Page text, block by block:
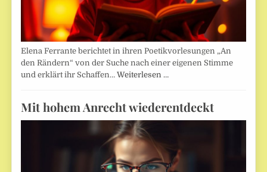
Elena Ferrante berichtet in ihren Poetikvorlesungen „An
den Rändern“ von der Suche nach einer eigenen Stimme
und erklärt ihr Schaffen…Weiterlesen …
Mit hohem Anrecht wiederentdeckt